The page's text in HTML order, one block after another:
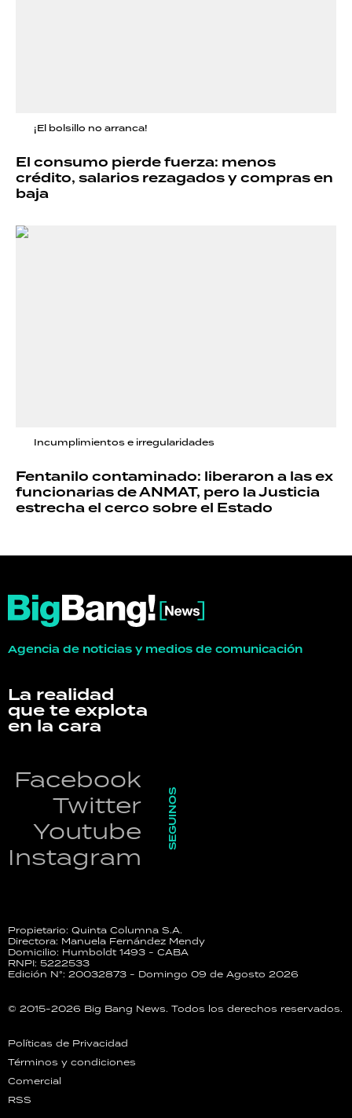
¡El bolsillo no arranca!
El consumo pierde fuerza: menos
crédito, salarios rezagados y compras en
baja
Incumplimientos e irregularidades
Fentanilo contaminado: liberaron a las ex
funcionarias de ANMAT, pero la Justicia
estrecha el cerco sobre el Estado
Agencia de noticias y medios de comunicación
La realidad
que te explota
en la cara
Facebook
Twitter
Youtube
Instagram
SEGUINOS
Propietario: Quinta Columna S.A.
Directora: Manuela Fernández Mendy
Domicilio: Humboldt 1493 - CABA
RNPI: 5222533
Edición N°: 20032873 - Domingo 09 de Agosto 2026
© 2015-2026 Big Bang News. Todos los derechos reservados.
Políticas de Privacidad
Términos y condiciones
Comercial
RSS